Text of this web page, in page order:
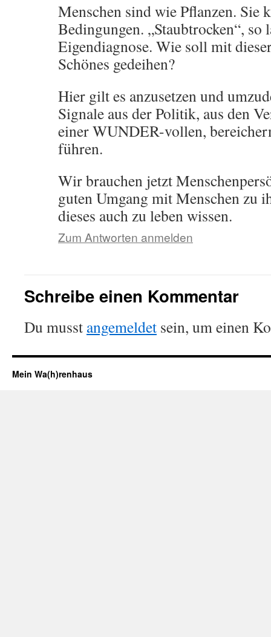
Menschen sind wie Pflanzen. Sie
Bedingungen. „Staubtrocken“,
Eigendiagnose. Wie soll mit
Schönes gedeihen?
Hier gilt es anzusetzen und
Signale aus der Politik, aus den
einer WUNDER-vollen,
führen.
Wir brauchen jetzt
guten Umgang mit Menschen zu
dieses auch zu leben wissen.
Zum Antworten anmelden
Schreibe einen Kommentar
Du musst angemeldet sein, um einen
Mein Wa(h)renhaus